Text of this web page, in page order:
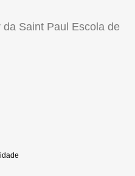
Saint Paul Escola de